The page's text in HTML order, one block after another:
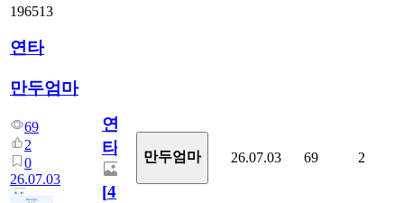
196513
연타
만두엄마
69
2
0
26.07.03
연
타
[4]
만두엄마 26.07.03 69 2